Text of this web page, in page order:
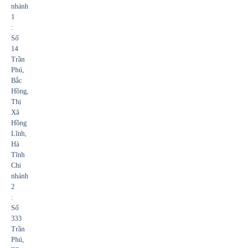
nhánh
1
:
Số
14
Trần
Phú,
Bắc
Hồng,
Thị
Xã
Hồng
Lĩnh,
Hà
Tĩnh
Chi
nhánh
2
:
Số
333
Trần
Phú,